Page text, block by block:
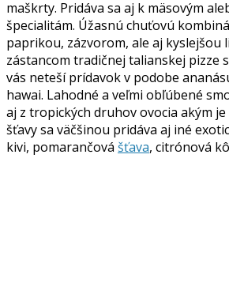
maškrty. Pridáva sa aj k mäsovým
špecialitám. Úžasnú chuťovú
paprikou, zázvorom, ale aj kyslejšou
zástancom tradičnej talianskej pizze
vás neteší prídavok v podobe
hawai. Lahodné a veľmi obľúbené
aj z tropických druhov ovocia akým
šťavy sa väčšinou pridáva aj iné
kivi, pomarančová šťava, citrónová